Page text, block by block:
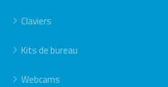
Claviers
Kits de bureau
Webcams